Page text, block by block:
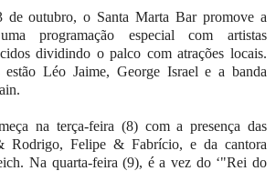
outubro, o Santa Marta Bar promove a
programação especial com artistas
dividindo o palco com atrações locais.
estão Léo Jaime, George Israel e a banda
na terça-feira (8) com a presença das
Rodrigo, Felipe & Fabrício, e da cantora
Na quarta-feira (9), é a vez do ‘"Rei do